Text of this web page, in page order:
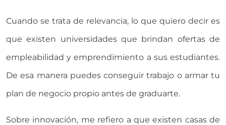
Cuando se trata de relevancia, lo que quiero decir es
que existen universidades que brindan ofertas de
empleabilidad y emprendimiento a sus estudiantes.
De esa manera puedes conseguir trabajo o armar tu
plan de negocio propio antes de graduarte.
Sobre innovación, me refiero a que existen casas de